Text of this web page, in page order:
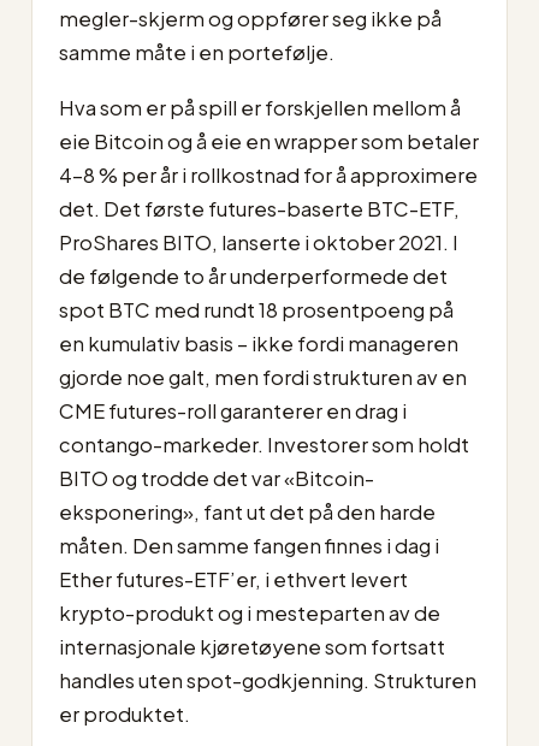
megler-skjerm og oppfører seg ikke på
samme måte i en portefølje.
Hva som er på spill er forskjellen mellom å
eie Bitcoin og å eie en wrapper som betaler
4–8 % per år i rollkostnad for å approximere
det. Det første futures-baserte BTC-ETF,
ProShares BITO, lanserte i oktober 2021. I
de følgende to år underperformede det
spot BTC med rundt 18 prosentpoeng på
en kumulativ basis – ikke fordi manageren
gjorde noe galt, men fordi strukturen av en
CME futures-roll garanterer en drag i
contango-markeder. Investorer som holdt
BITO og trodde det var «Bitcoin-
eksponering», fant ut det på den harde
måten. Den samme fangen finnes i dag i
Ether futures-ETF’er, i ethvert levert
krypto-produkt og i mesteparten av de
internasjonale kjøretøyene som fortsatt
handles uten spot-godkjenning. Strukturen
er produktet.